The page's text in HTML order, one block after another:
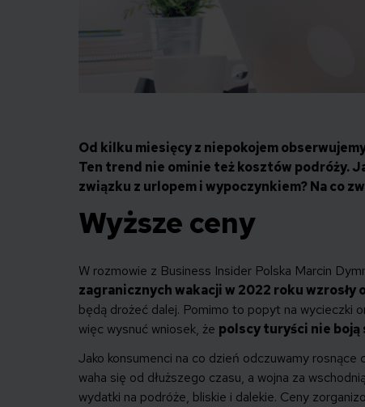
Od kilku miesięcy z niepokojem
Ten trend nie ominie też kosztów podróży.
związku z urlopem i wypoczynkiem? Na co
Wyższe ceny
W rozmowie z Business Insider Polska Marcin
zagranicznych wakacji w 2022 roku wzrosły
będą drożeć dalej. Pomimo to popyt na wycieczki
więc wysnuć wniosek, że polscy turyści nie
Jako konsumenci na co dzień odczuwamy rosnące
waha się od dłuższego czasu, a wojna za
wydatki na podróże, bliskie i dalekie. Ceny